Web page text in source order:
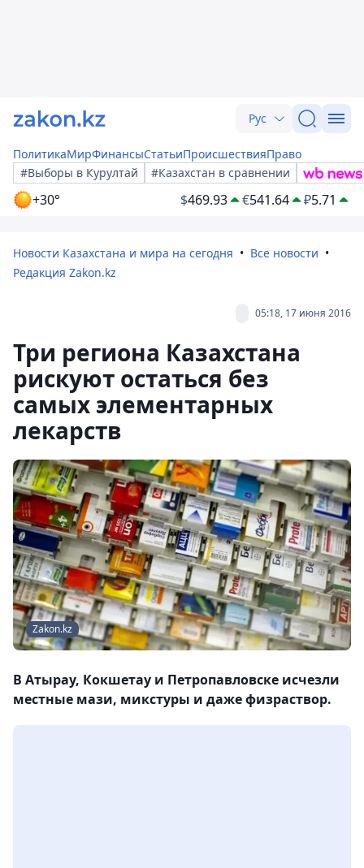
Рус
ПолитикаМирФинансыСтатьиПроисшествияПраво
#Выборы в Курултай
#Казахстан в сравнении
+30° $469.93 €541.64 ₽5.71
Новости Казахстана и мира на сегодня
Все новости
Редакция Zakon.kz
05:18, 17 июня 2016
Три региона Казахстана
рискуют остаться без
самых элементарных
лекарств
Zakon.kz
В Атырау, Кокшетау и Петропавловске исчезли
местные мази, микстуры и даже физраствор.